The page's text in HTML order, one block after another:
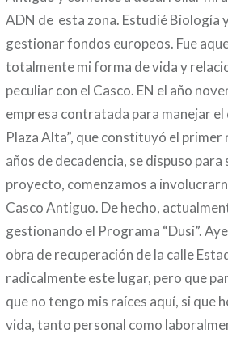
ADN de esta zona. Estudié Biología
gestionar fondos europeos. Fue
totalmente mi forma de vida y
peculiar con el Casco. EN el año
empresa contratada para manejar el
Plaza Alta”, que constituyó el
años de decadencia, se dispuso
proyecto, comenzamos a
Casco Antiguo. De hecho,
gestionando el Programa “Dusi”.
obra de recuperación de la calle
radicalmente este lugar, pero que
que no tengo mis raíces aquí, si que
vida, tanto personal como